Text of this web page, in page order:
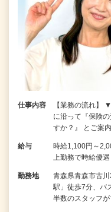
仕事内容
【業務の流れ】
に沿って『保険
すか？』 とご案
給与
時給1,100円～
上勤務で時給優遇
勤務地
青森県青森市古
駅」徒歩7分、バ
半数のスタッフが